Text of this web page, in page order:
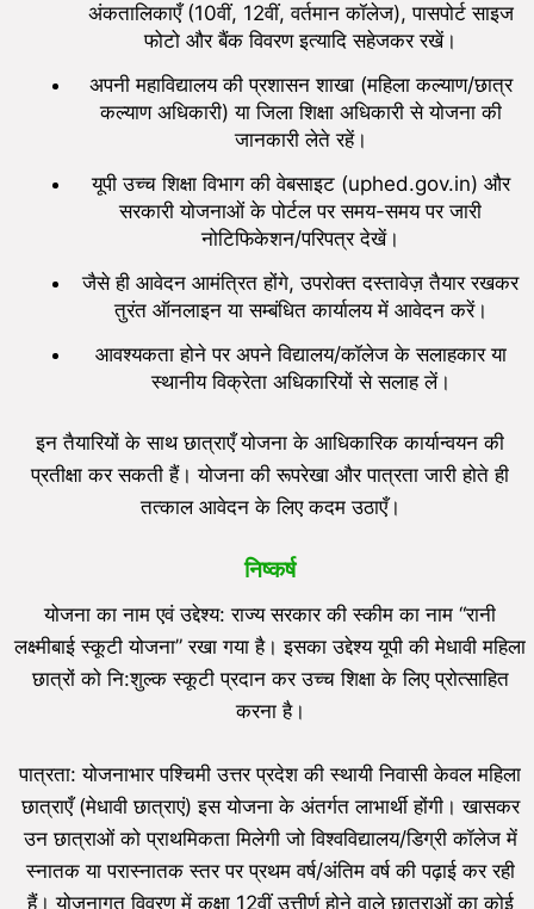
अंकतालिकाएँ (10वीं, 12वीं, वर्तमान कॉलेज), पासपोर्ट साइज
फोटो और बैंक विवरण इत्यादि सहेजकर रखें।
अपनी महाविद्यालय की प्रशासन शाखा (महिला कल्याण/छात्र
कल्याण अधिकारी) या जिला शिक्षा अधिकारी से योजना की
जानकारी लेते रहें।
यूपी उच्च शिक्षा विभाग की वेबसाइट (uphed.gov.in) और
सरकारी योजनाओं के पोर्टल पर समय-समय पर जारी
नोटिफिकेशन/परिपत्र देखें।
जैसे ही आवेदन आमंत्रित होंगे, उपरोक्त दस्तावेज़ तैयार रखकर
तुरंत ऑनलाइन या सम्बंधित कार्यालय में आवेदन करें।
आवश्यकता होने पर अपने विद्यालय/कॉलेज के सलाहकार या
स्थानीय विक्रेता अधिकारियों से सलाह लें।
इन तैयारियों के साथ छात्राएँ योजना के आधिकारिक कार्यान्वयन की
प्रतीक्षा कर सकती हैं। योजना की रूपरेखा और पात्रता जारी होते ही
तत्काल आवेदन के लिए कदम उठाएँ।
निष्कर्ष
योजना का नाम एवं उद्देश्य: राज्य सरकार की स्कीम का नाम “रानी
लक्ष्मीबाई स्कूटी योजना” रखा गया है। इसका उद्देश्य यूपी की मेधावी महिला
छात्रों को नि:शुल्क स्कूटी प्रदान कर उच्च शिक्षा के लिए प्रोत्साहित
करना है।
पात्रता: योजनाभार पश्चिमी उत्तर प्रदेश की स्थायी निवासी केवल महिला
छात्राएँ (मेधावी छात्राएं) इस योजना के अंतर्गत लाभार्थी होंगी। खासकर
उन छात्राओं को प्राथमिकता मिलेगी जो विश्वविद्यालय/डिग्री कॉलेज में
स्नातक या परास्नातक स्तर पर प्रथम वर्ष/अंतिम वर्ष की पढ़ाई कर रही
हैं। योजनागत विवरण में कक्षा 12वीं उत्तीर्ण होने वाले छात्राओं का कोई